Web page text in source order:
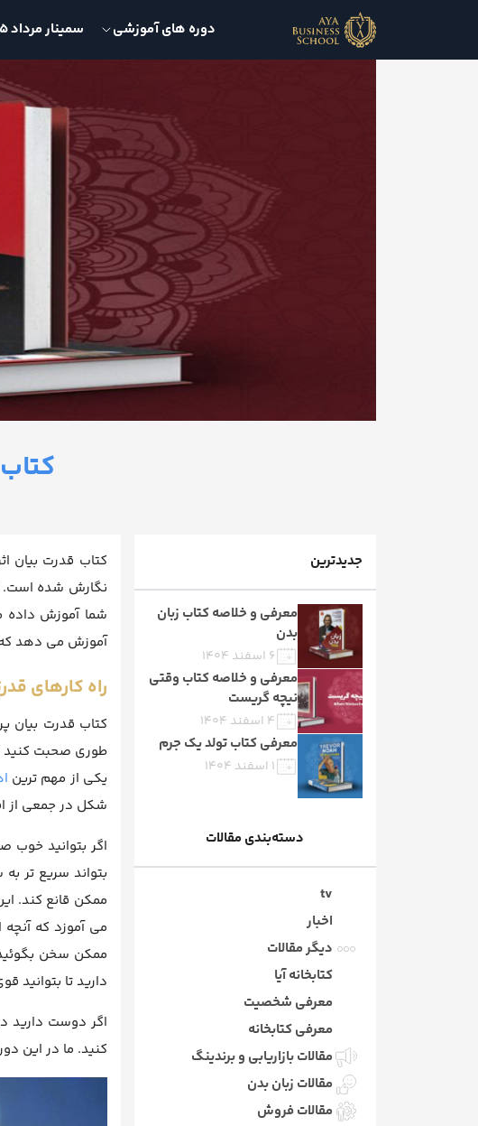
دوره های آموزشی سمینار مرداد 1405
کتاب قدرت بیان
نگارش شده است.
شما آموزش داده
آموزش می دهد که
راه کارهای
کتاب قدرت بیان
طوری صحبت کنید
یکی از مهم ترین
شکل در جمعی از
اگر بتوانید خوب
بتواند سریع تر
ممکن قانع کند.
می آموزد که
ممکن سخن بگوئید
دارید تا
اگر دوست دارید
کنید. ما در این
جدیدترین
معرفی و خلاصه کتاب زبان
بدن
۶ اسفند ۱۴۰۴
معرفی و خلاصه کتاب وقتی
نیچه گریست
۴ اسفند ۱۴۰۴
معرفی کتاب تولد یک جرم
۱ اسفند ۱۴۰۴
دسته‌بندی مقالات
tv
اخبار
دیگر مقالات
کتابخانه آیا
معرفی شخصیت
معرفی کتابخانه
مقالات بازاریابی و برندینگ
مقالات زبان بدن
مقالات فروش